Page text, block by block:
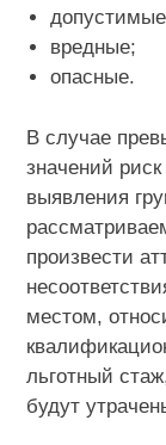
вредные;
опасные.
В случае
значений
выявления
произвести
местом,
льготный
будут